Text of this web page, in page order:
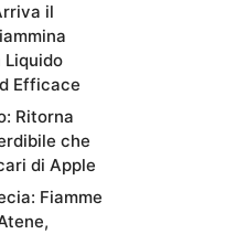
il
Liquido
Efficace
Ritorna
che
di Apple
Fiamme